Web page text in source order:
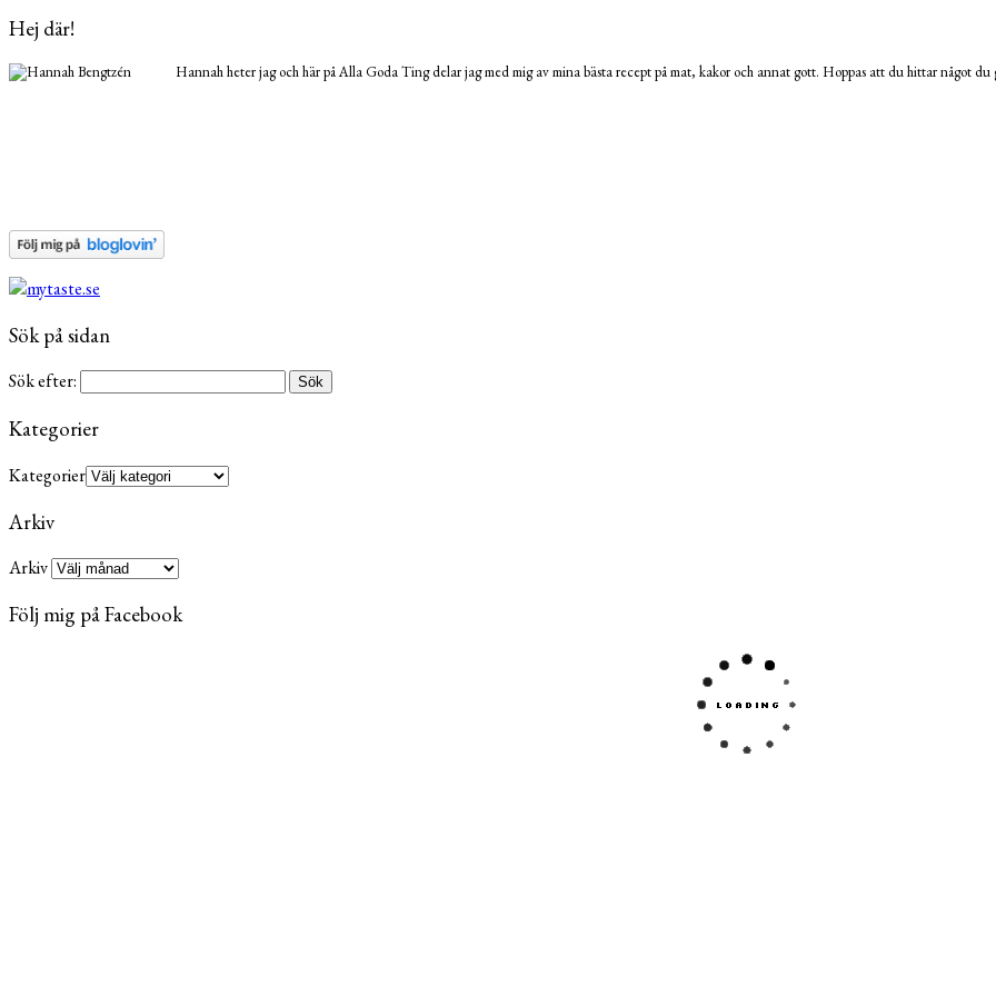
Hej där!
Hannah heter jag och här på Alla Goda Ting delar jag med mig av mina bästa recept på mat, kakor och annat gott. Hoppas att du hittar något du
Sök på sidan
Sök efter:
Kategorier
Kategorier
Arkiv
Arkiv
Följ mig på Facebook